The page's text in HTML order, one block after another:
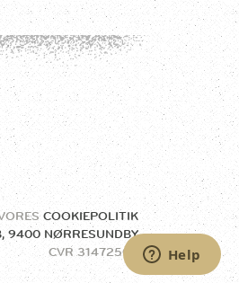
COOKIEPOLITIK
9400 NØRRESUNDBY
CVR 31472504